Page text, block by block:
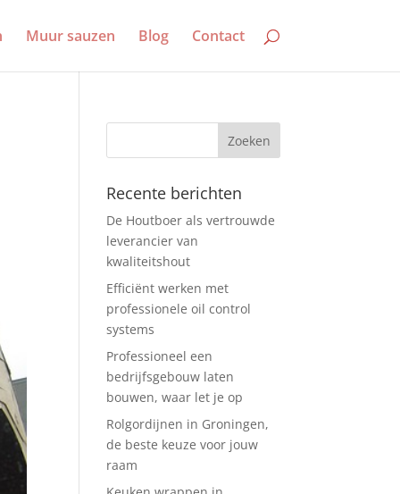
Muur sauzen Blog Contact
Recente berichten
De Houtboer als vertrouwde
leverancier van
kwaliteitshout
Efficiënt werken met
professionele oil control
systems
Professioneel een
bedrijfsgebouw laten
bouwen, waar let je op
Rolgordijnen in Groningen,
de beste keuze voor jouw
raam